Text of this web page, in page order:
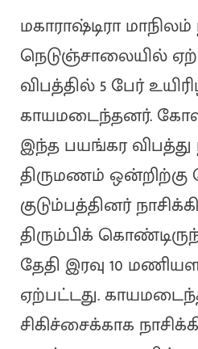
மகாராஷ்டிரா
நெடுஞ்சாலையில்
விபத்தில் 5 பேர்
காயமடைந்தனர்.
இந்த பயங்கர விபத்து
திருமணம் ஒன்றிற்கு
குடும்பத்தினர்
திரும்பிக்
தேதி இரவு 10
ஏற்பட்டது.
சிகிச்சைக்காக